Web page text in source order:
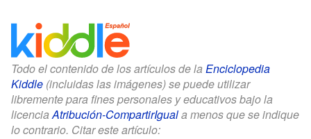
Todo el contenido de los artículos de la Enciclopedia
Kiddle (incluidas las imágenes) se puede utilizar
libremente para fines personales y educativos bajo la
licenciaAtribución-CompartirIguala menos que se indique
lo contrario. Citar este artículo: